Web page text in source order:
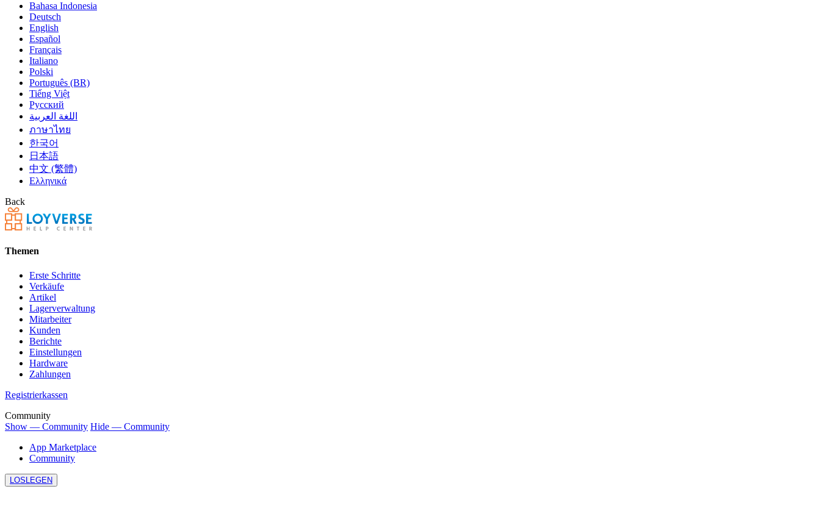
Bahasa Indonesia
Deutsch
English
Español
Français
Italiano
Polski
Português (BR)
Tiếng Việt
Русский
اللغة العربية
ภาษาไทย
한국어
日本語
中文 (繁體)
Ελληνικά
Back
Themen
Erste Schritte
Verkäufe
Artikel
Lagerverwaltung
Mitarbeiter
Kunden
Berichte
Einstellungen
Hardware
Zahlungen
Registrierkassen
Community
Show — Community Hide — Community
App Marketplace
Community
LOSLEGEN